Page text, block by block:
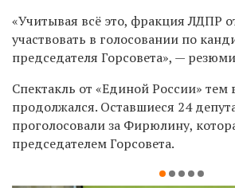
«Учитывая всё это, фракция ЛДПР
участвовать в голосовании по
председателя Горсовета», —
Спектакль от «Единой России» тем
продолжался. Оставшиеся 24
проголосовали за Фирюлину,
председателем Горсовета.